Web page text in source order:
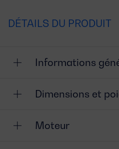
DÉTAILS DU PRODUIT
Informations
Dimensions et
Moteur